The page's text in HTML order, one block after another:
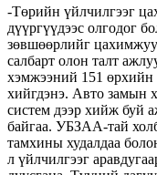
-Төрийн үйлчилгээг
дүүргүүдээс олгодог
зөвшөөрлийг
салбарт олон талт
хэмжээний 151
хийгдэнэ. Авто замын
систем дээр хийж буй
байгаа. УБЗАА-тай
тамхины худалдаа
л үйлчилгээг